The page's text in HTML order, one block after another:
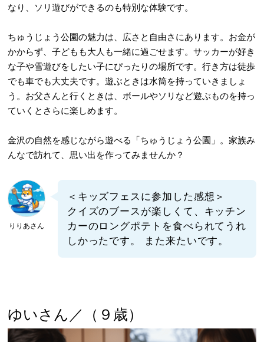
なり、ソリ遊びができるのも特別な体験です。
ちゅうじょう公園の魅力は、広さと自由さにあります。お金が
かからず、子どもも大人も一緒に過ごせます。サッカーが好き
な子や雪遊びをしたい子にぴったりの場所です。行き方は徒歩
でも車でも大丈夫です。遊ぶときは水筒を持っていきましょ
う。お父さんと行くときは、ボールやソリなど遊ぶものを持っ
ていくとさらに楽しめます。
金沢の自然を感じながら遊べる「ちゅうじょう公園」。家族み
んなで訪れて、思い出を作ってみませんか？
りりあさん
＜キッズフェスに参加した感想＞
クイズのブースが楽しくて、キッチン
カーのロングポテトを食べられてうれ
しかったです。 また来たいです。
ゆいさん／（９歳）